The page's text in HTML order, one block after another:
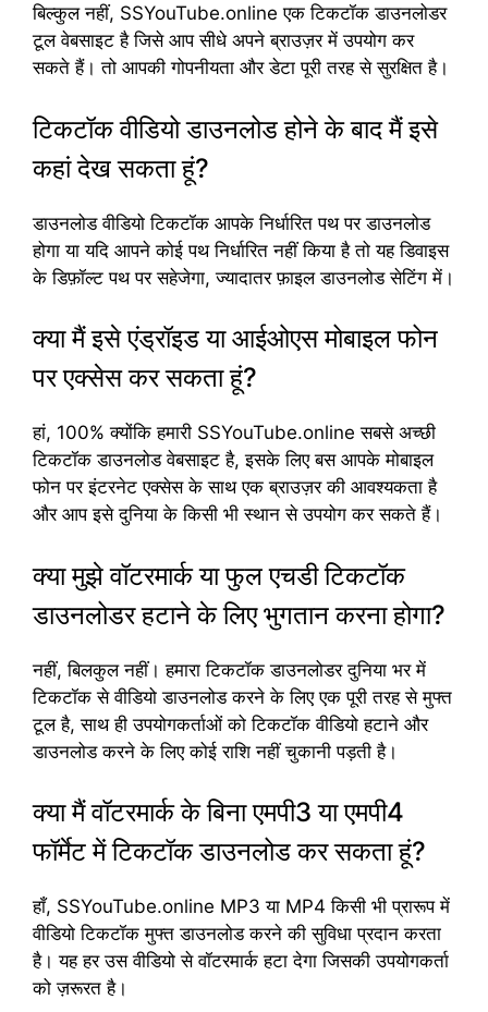
बिल्कुल नहीं, SSYouTube.online एक टिकटॉक डाउनलोडर
टूल वेबसाइट है जिसे आप सीधे अपने ब्राउज़र में उपयोग कर
सकते हैं। तो आपकी गोपनीयता और डेटा पूरी तरह से सुरक्षित है।
टिकटॉक वीडियो डाउनलोड होने के बाद मैं इसे
कहां देख सकता हूं?
डाउनलोड वीडियो टिकटॉक आपके निर्धारित पथ पर डाउनलोड
होगा या यदि आपने कोई पथ निर्धारित नहीं किया है तो यह डिवाइस
के डिफ़ॉल्ट पथ पर सहेजेगा, ज्यादातर फ़ाइल डाउनलोड सेटिंग में।
क्या मैं इसे एंड्रॉइड या आईओएस मोबाइल फोन
पर एक्सेस कर सकता हूं?
हां, 100% क्योंकि हमारी SSYouTube.online सबसे अच्छी
टिकटॉक डाउनलोड वेबसाइट है, इसके लिए बस आपके मोबाइल
फोन पर इंटरनेट एक्सेस के साथ एक ब्राउज़र की आवश्यकता है
और आप इसे दुनिया के किसी भी स्थान से उपयोग कर सकते हैं।
क्या मुझे वॉटरमार्क या फुल एचडी टिकटॉक
डाउनलोडर हटाने के लिए भुगतान करना होगा?
नहीं, बिलकुल नहीं। हमारा टिकटॉक डाउनलोडर दुनिया भर में
टिकटॉक से वीडियो डाउनलोड करने के लिए एक पूरी तरह से मुफ्त
टूल है, साथ ही उपयोगकर्ताओं को टिकटॉक वीडियो हटाने और
डाउनलोड करने के लिए कोई राशि नहीं चुकानी पड़ती है।
क्या मैं वॉटरमार्क के बिना एमपी3 या एमपी4
फॉर्मेट में टिकटॉक डाउनलोड कर सकता हूं?
हाँ, SSYouTube.online MP3 या MP4 किसी भी प्रारूप में
वीडियो टिकटॉक मुफ्त डाउनलोड करने की सुविधा प्रदान करता
है। यह हर उस वीडियो से वॉटरमार्क हटा देगा जिसकी उपयोगकर्ता
को ज़रूरत है।